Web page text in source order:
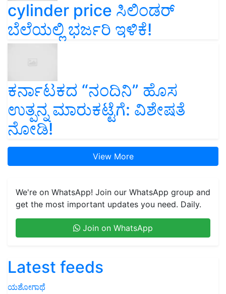
cylinder price ಸಿಲಿಂಡರ್‌
ಬೆಲೆಯಲ್ಲಿ ಭರ್ಜರಿ ಇಳಿಕೆ!
ಕರ್ನಾಟಕದ “ನಂದಿನಿ” ಹೊಸ
ಉತ್ಪನ್ನ ಮಾರುಕಟ್ಟೆಗೆ: ವಿಶೇಷತೆ
ನೋಡಿ!
View More
We're on WhatsApp! Join our WhatsApp group and
get the most important updates you need. Daily.
Join on WhatsApp
Latest feeds
ಯಶೋಗಾಥೆ